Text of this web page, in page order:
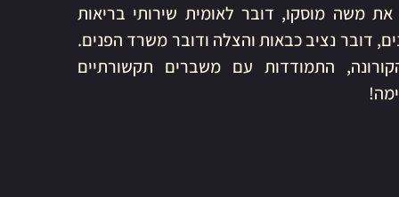
משה מוסקו, דובר לאומית שירותי בריאות
דובר נציב כבאות והצלה ודובר משרד הפנים.
התמודדות עם משברים תקשורתיים